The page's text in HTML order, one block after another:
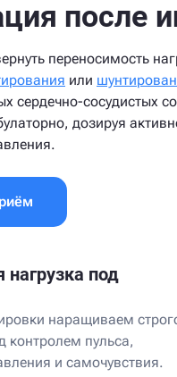
после
переносимость
или
сердечно-сосудистых
дозируя
нагрузка под
наращиваем
контролем пульса,
и самочувствия.